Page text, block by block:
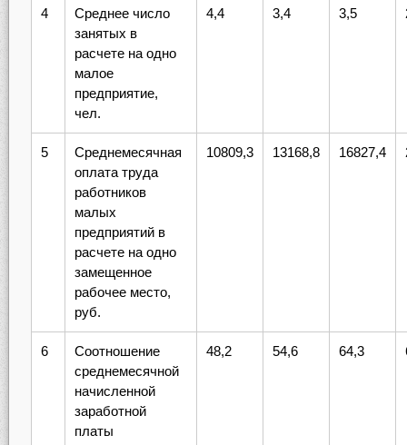
4
Среднее число
занятых в
расчете на одно
малое
предприятие,
чел.
4,4 3,4 3,5
5
Среднемесячная
оплата труда
работников
малых
предприятий в
расчете на одно
замещенное
рабочее место,
руб.
10809,3 13168,8 16827,4
6
Соотношение
среднемесячной
начисленной
заработной
платы
48,2 54,6 64,3